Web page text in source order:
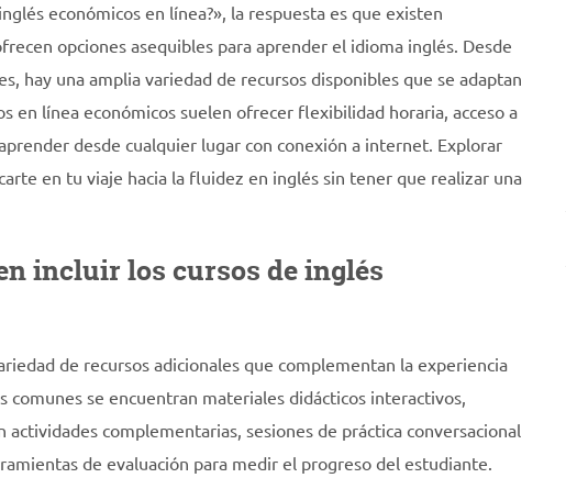
económicos en línea?», la respuesta es que existen
opciones asequibles para aprender el idioma inglés. Desde
hay una amplia variedad de recursos disponibles que se adaptan
en línea económicos suelen ofrecer flexibilidad horaria, acceso a
desde cualquier lugar con conexión a internet. Explorar
en tu viaje hacia la fluidez en inglés sin tener que realizar una
incluir los cursos de inglés
de recursos adicionales que complementan la experiencia
se encuentran materiales didácticos interactivos,
complementarias, sesiones de práctica conversacional
de evaluación para medir el progreso del estudiante.